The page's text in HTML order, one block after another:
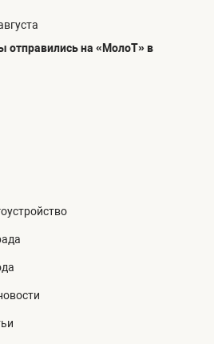
отправились на «МолоТ» в